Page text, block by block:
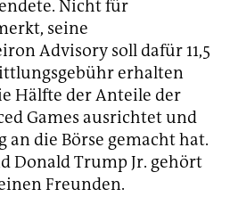
Nicht für
seine
Advisory soll dafür 11,5
erhalten
Hälfte der Anteile der
Games ausrichtet und
die Börse gemacht hat.
Donald Trump Jr. gehört
Freunden.